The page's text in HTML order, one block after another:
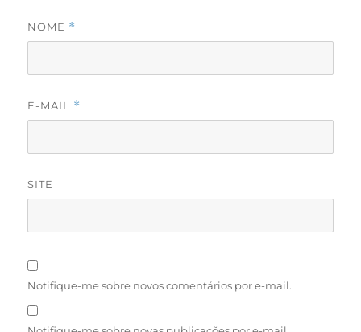
NOME *
E-MAIL *
SITE
Notifique-me sobre novos comentários por e-mail.